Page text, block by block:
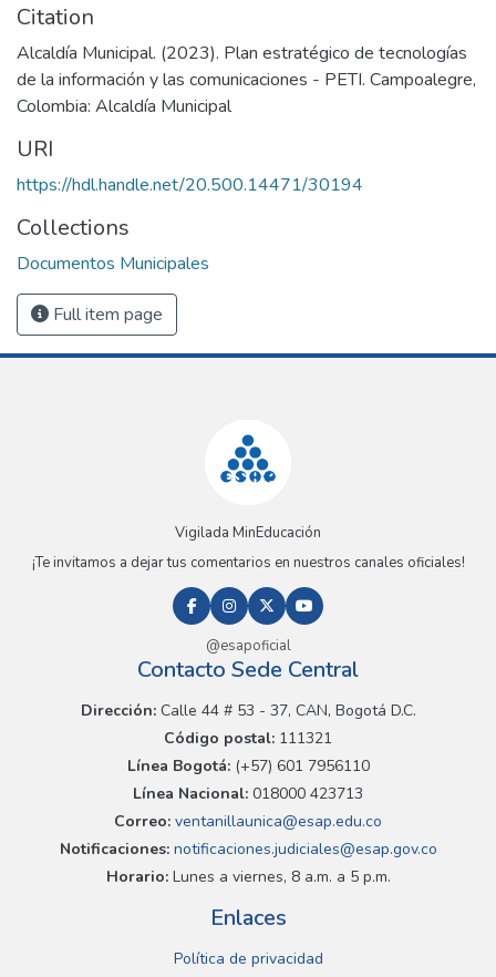
Citation
Alcaldía Municipal. (2023). Plan estratégico de tecnologías
de la información y las comunicaciones - PETI. Campoalegre,
Colombia: Alcaldía Municipal
URI
https://hdl.handle.net/20.500.14471/30194
Collections
Documentos Municipales
Full item page
Vigilada MinEducación
¡Te invitamos a dejar tus comentarios en nuestros canales oficiales!
@esapoficial
Contacto Sede Central
Dirección:Calle 44 # 53 - 37, CAN, Bogotá D.C.
Código postal: 111321
Línea Bogotá:(+57) 601 7956110
Línea Nacional: 018000 423713
Correo: ventanillaunica@esap.edu.co
Notificaciones:notificaciones.judiciales@esap.gov.co
Horario:Lunes a viernes, 8 a.m. a 5 p.m.
Enlaces
Política de privacidad